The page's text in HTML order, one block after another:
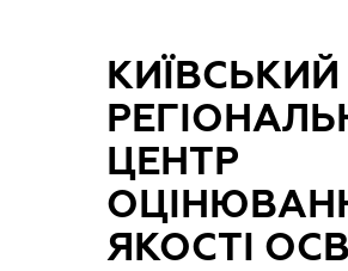
КИЇВСЬКИЙ
ЦЕНТР
ЯКОСТІ